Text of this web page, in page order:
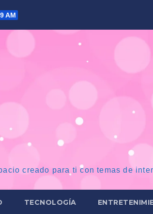
AM
creado para ti con temas de
TECNOLOGÍA